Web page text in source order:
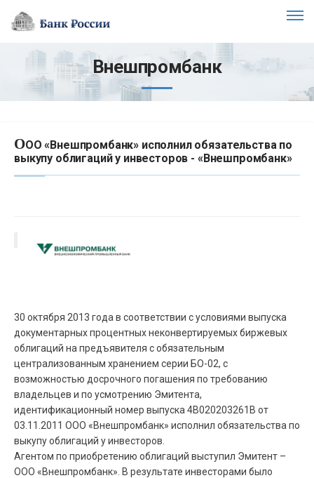
Внешпромбанк
ООО «Внешпромбанк» исполнил обязательства по
выкупу облигаций у инвесторов - «Внешпромбанк»
30 октября 2013 года в соответствии с условиями выпуска
документарных процентных неконвертируемых биржевых
облигаций на предъявителя с обязательным
централизованным хранением серии БО-02, с
возможностью досрочного погашения по требованию
владельцев и по усмотрению Эмитента,
идентификационный номер выпуска 4B020203261B от
03.11.2011 ООО «Внешпромбанк» исполнил обязательства по
выкупу облигаций у инвесторов.
Агентом по приобретению облигаций выступил Эмитент –
ООО «Внешпромбанк». В результате инвесторами было